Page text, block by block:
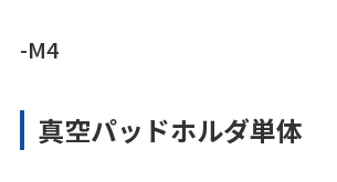
-M4
真空パッドホルダ単体